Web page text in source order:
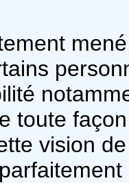
toute
vision